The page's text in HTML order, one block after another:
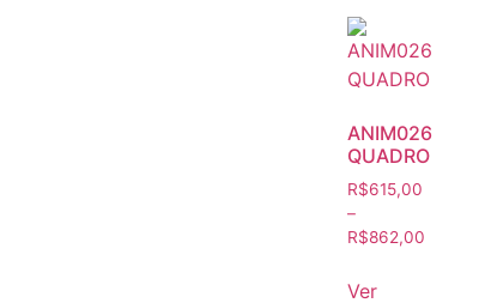
ANIM026
QUADRO
R$615,00
–
R$862,00
Ver